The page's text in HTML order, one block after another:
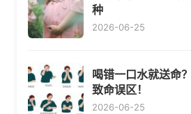
种
2026-06-25
喝错一口水就送命
致命误区！
2026-06-25